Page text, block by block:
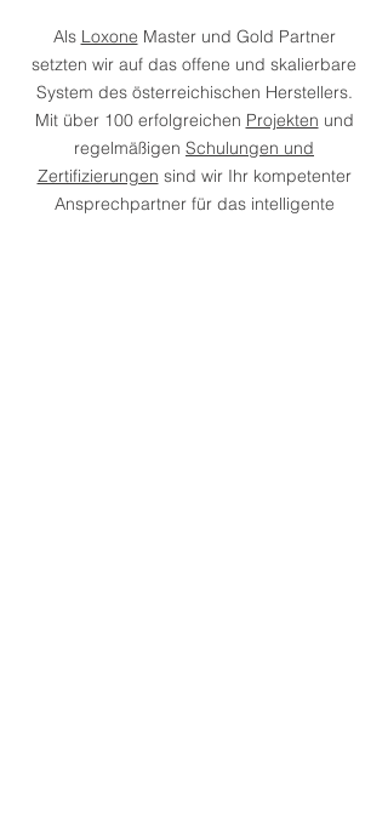
Als Loxone Master und Gold Partner
setzten wir auf das offene und skalierbare
System des österreichischen Herstellers.
Mit über 100 erfolgreichen Projekten und
regelmäßigen Schulungen und
Zertifizierungen sind wir Ihr kompetenter
Ansprechpartner für das intelligente